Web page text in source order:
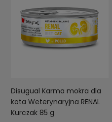
Disugual Karma mokra dla
kota Weterynaryjna RENAL
Kurczak 85 g